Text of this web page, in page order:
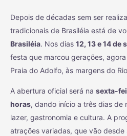
Depois de décadas sem ser
tradicionais de Brasiléia está de
Brasiléia. Nos dias 12, 13 e 14 de
festa que marcou gerações, agora
Praia do Adolfo, às margens do
A abertura oficial será na sexta-
horas, dando início a três dias de
lazer, gastronomia e cultura. A
atrações variadas, que vão desde